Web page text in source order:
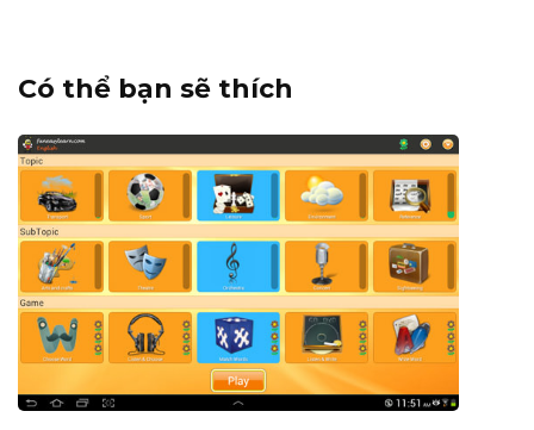
Có thể bạn sẽ thích